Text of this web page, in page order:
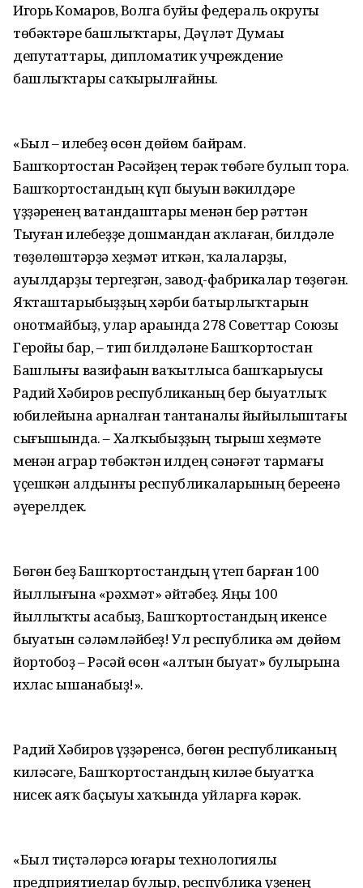
Игорь Комаров, Волга буйы федераль округы
төбәктәре башлыҡтары, Дәүләт Думаһы
депутаттары, дипломатик учреждение
башлыҡтары саҡы­рылғайны.
«Был – илебеҙ өсөн дөйөм байрам.
Башҡортостан Рәсәйҙең терәк төбәге булып тора.
Башҡортостандың күп быуын вәкилдәре
үҙҙәренең ватандаштары менән бер рәттән
Тыуған илебеҙҙе дошмандан һаҡлаған, билдәле
төҙөлөштәрҙә хеҙмәт иткән, ҡалаларҙы,
ауылдарҙы тергеҙгән, завод-фабрикалар төҙөгән.
Яҡташтарыбыҙҙың хәрби батырлыҡтарын
онотмайбыҙ, улар араһында 278 Советтар Союзы
Геройы бар, – тип билдәләне Башҡортостан
Башлығы вазифаһын ваҡытлыса башҡарыусы
Радий Хәбиров республиканың бер быуатлыҡ
юбилейына арналған тантаналы йыйылыштағы
сығышында. – Халҡыбыҙҙың тырыш хеҙмәте
менән аграр төбәктән илдең сәнәғәт тармағы
үҫешкән алдынғы республикаларының береһенә
әүерелдек.
Бөгөн беҙ Башҡортостандың үтеп барған 100
йыллығына «рәхмәт» әйтәбеҙ. Яңы 100
йыллыҡты асабыҙ, Башҡортостандың икенсе
быуатын сәләмләйбеҙ! Ул республика һәм дөйөм
йортобоҙ – Рәсәй өсөн «алтын быуат» булырына
ихлас ышанабыҙ!».
Радий Хәбиров һүҙ­ҙәренсә, бөгөн республиканың
киләсәге, Башҡор­тос­тандың киләһе быуатҡа
нисек аяҡ баҫыуы хаҡында уйларға кәрәк.
«Был тиҫтәләрсә юғары технологиялы
предприятиелар булыр, республика үҙенең